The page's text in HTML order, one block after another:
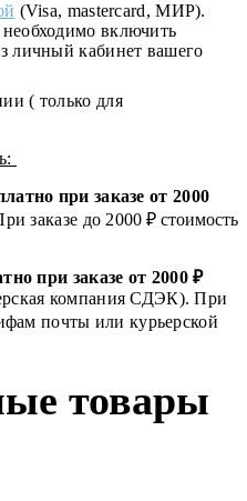
(Visa, mastercard, МИР).
включить
личный кабинет вашего
( только для
при заказе от 2000
заказе до 2000 ₽ стоимость
при заказе от 2000 ₽
компания СДЭК). При
почты или курьерской
товары